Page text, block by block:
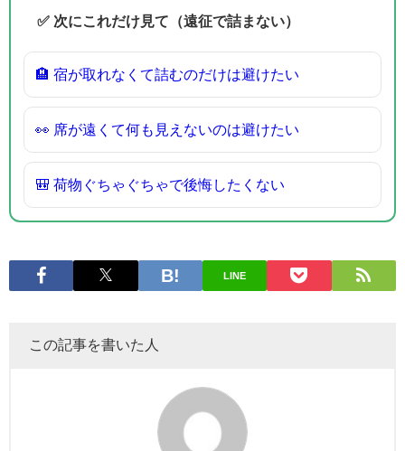
✅ 次にこれだけ見て（遠征で詰まない）
🏨 宿が取れなくて詰むのだけは避けたい
👀 席が遠くて何も見えないのは避けたい
🎒 荷物ぐちゃぐちゃで後悔したくない
LINE
この記事を書いた人